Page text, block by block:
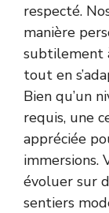
respecté.
manière
subtilement
tout en
Bien qu’un
requis, une
appréciée
immersions.
évoluer sur
sentiers